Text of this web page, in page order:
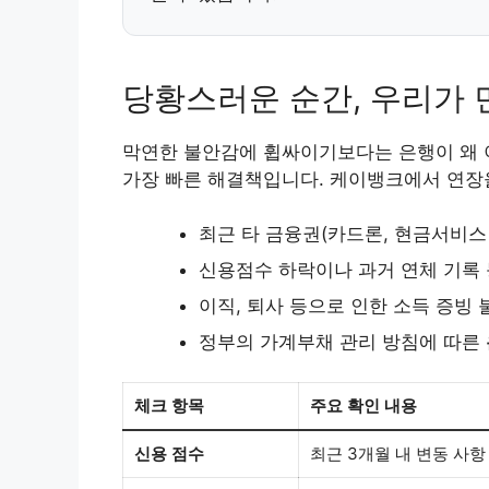
당황스러운 순간, 우리가
막연한 불안감에 휩싸이기보다는 은행이
가장 빠른 해결책입니다. 케이뱅크에서 연
최근 타 금융권(카드론, 현금서비
신용점수 하락이나 과거 연체 기
이직, 퇴사 등으로 인한 소득 증빙
정부의 가계부채 관리 방침에 따른
체크 항목 주요 확인 내용
신용 점수 최근 3개월 내 변동 사